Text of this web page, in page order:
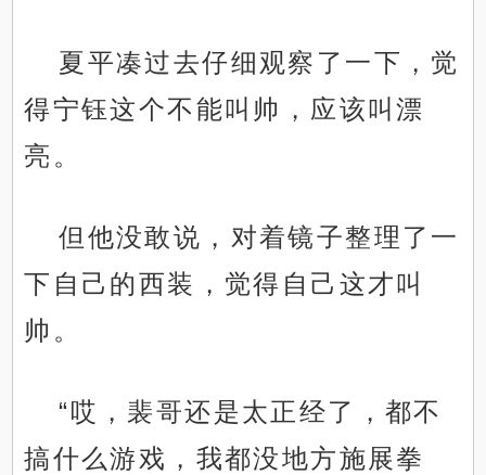
夏平凑过去仔细观察了一下，觉
得宁钰这个不能叫帅，应该叫漂
亮。
但他没敢说，对着镜子整理了一
下自己的西装，觉得自己这才叫
帅。
“哎，裴哥还是太正经了，都不
搞什么游戏，我都没地方施展拳